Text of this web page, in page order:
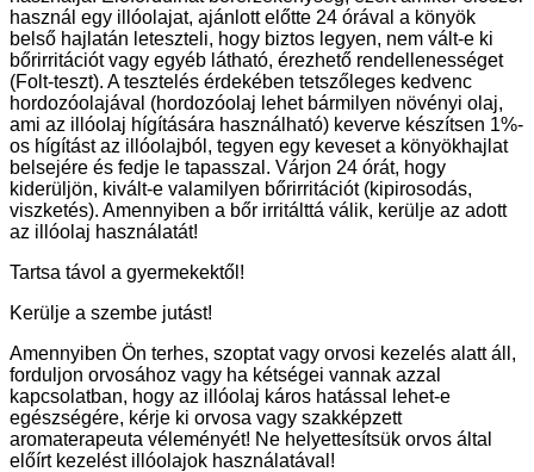
használ egy illóolajat, ajánlott előtte 24 órával a könyök
belső hajlatán leteszteli, hogy biztos legyen, nem vált-e ki
bőrirritációt vagy egyéb látható, érezhető rendellenességet
(Folt-teszt). A tesztelés érdekében tetszőleges kedvenc
hordozóolajával (hordozóolaj lehet bármilyen növényi olaj,
ami az illóolaj hígítására használható) keverve készítsen 1%-
os hígítást az illóolajból, tegyen egy keveset a könyökhajlat
belsejére és fedje le tapasszal. Várjon 24 órát, hogy
kiderüljön, kivált-e valamilyen bőrirritációt (kipirosodás,
viszketés). Amennyiben a bőr irritálttá válik, kerülje az adott
az illóolaj használatát!
Tartsa távol a gyermekektől!
Kerülje a szembe jutást!
Amennyiben Ön terhes, szoptat vagy orvosi kezelés alatt áll,
forduljon orvosához vagy ha kétségei vannak azzal
kapcsolatban, hogy az illóolaj káros hatással lehet-e
egészségére, kérje ki orvosa vagy szakképzett
aromaterapeuta véleményét! Ne helyettesítsük orvos által
előírt kezelést illóolajok használatával!